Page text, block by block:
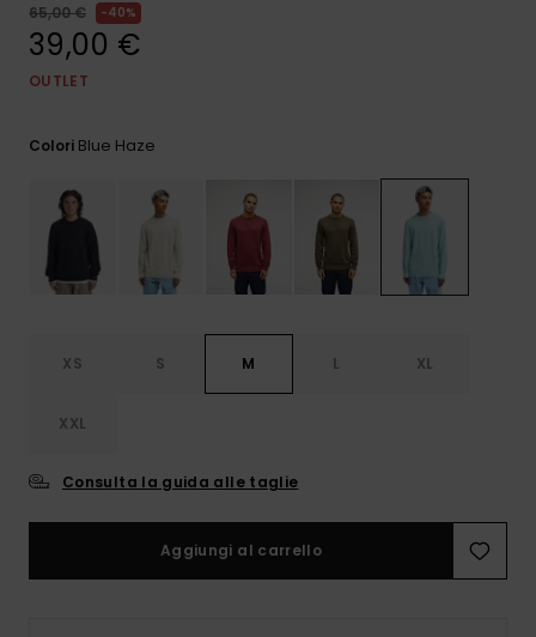
65,00 €
40%
39,00 €
OUTLET
Colori Blue Haze
XS S M L XL
XXL
Consulta la guida alle taglie
Aggiungi al carrello